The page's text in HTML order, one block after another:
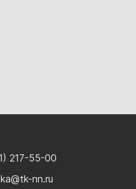
217-55-00
nn.ru